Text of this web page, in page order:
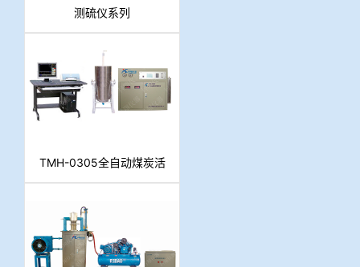
测硫仪系列
TMH-0305全自动煤炭活
性测定仪（粒焦反应性测